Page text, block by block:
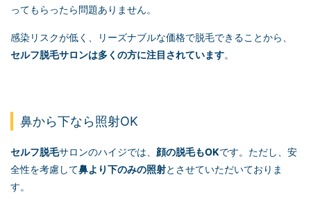
ってもらったら問題ありません。
感染リスクが低く、リーズナブルな価格で脱毛できることから、
セルフ脱毛サロンは多くの方に注目されています。
鼻から下なら照射OK
セルフ脱毛サロンのハイジでは、 顔の脱毛もOKです。ただし、安
全性を考慮して鼻より下のみの照射とさせていただいておりま
す。